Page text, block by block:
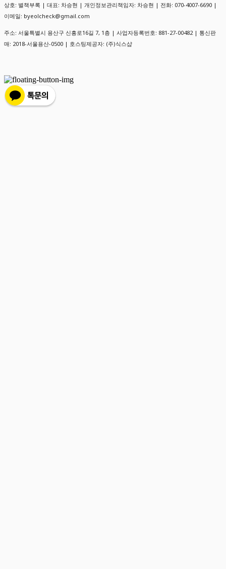
상호: 별책부록 | 대표: 차승현 | 개인정보관리책임자: 차승현 | 전화: 070-4007-6690 |
이메일: byeolcheck@gmail.com
주소: 서울특별시 용산구 신흥로16길 7, 1층 | 사업자등록번호: 881-27-00482 | 통신판
매: 2018-서울용산-0500 | 호스팅제공자: (주)식스샵